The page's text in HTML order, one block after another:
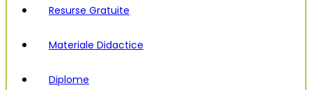
Resurse Gratuite
Materiale Didactice
Diplome